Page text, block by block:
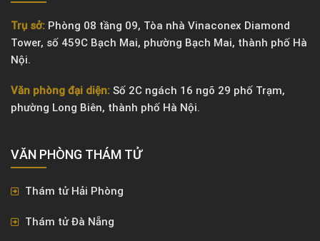
Trụ sở: Phòng 08 tầng 09, Tòa nhà Vinaconex Diamond
Tower, số 459C Bạch Mai, phường Bạch Mai, thành phố Hà
Nội.
Văn phòng đại diện: Số 2C ngách 16 ngõ 29 phố Trạm,
phường Long Biên, thành phố Hà Nội.
VĂN PHÒNG ​THÁM TỬ
Thám tử Hải Phòng
Thám tử Đà Nẵng